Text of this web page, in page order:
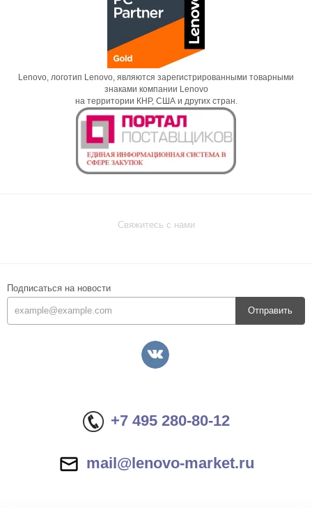
Lenovo, логотип Lenovo, являются зарегистрированными товарными
знаками компании Lenovo
на территории КНР, США и других стран.
Свяжитесь с нами
Подписаться на новости
Отправить
+7 495 280-80-12
mail@lenovo-market.ru